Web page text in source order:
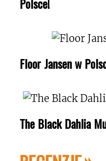
Floor Jansen w
The Black Dahlia